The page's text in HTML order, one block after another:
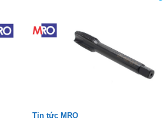
Tin tức MRO